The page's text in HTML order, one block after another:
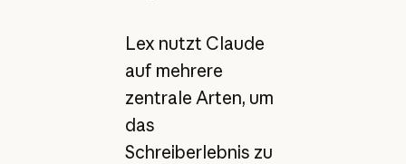
Lex nutzt Claude
auf mehrere
zentrale Arten, um
das
Schreiberlebnis zu